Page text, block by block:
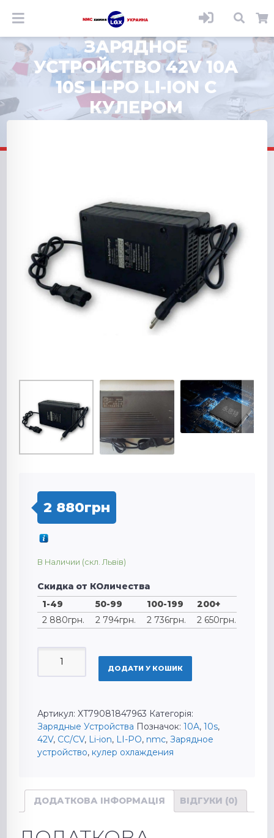
ЗАРЯДНОЕ
УСТРОЙСТВО 42V 10A
10S LI-PO LI-ION С
КУЛЕРОМ
2 880грн
В Наличии (скл. Львів)
Скидка от КОличества
1-49
50-99 100-199
200+
2 880грн. 2 794грн. 2 736грн. 2 650грн.
УСТРОЙСТВО
42V
LI-
PO
LI-
ION
ОХЛАЖДЕНИЯ
КІЛЬКІСТЬ
ДОДАТИ У КОШИК
Артикул:XT79081847963 Категорія:
Зарядные Устройства Позначок:10A,10s,
42V, CC/CV, Li-ion, LI-PO, nmc,Зарядное
устройство, кулер охлаждения
ДОДАТКОВА ІНФОРМАЦІЯ ВІДГУКИ (0)